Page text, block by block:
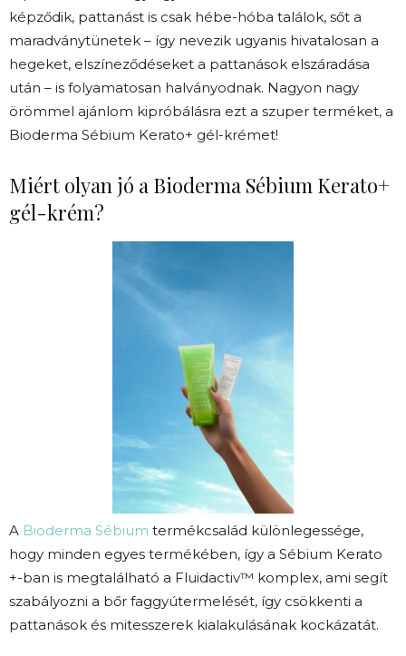
képződik, pattanást is csak hébe-hóba találok, sőt a
maradványtünetek – így nevezik ugyanis hivatalosan a
hegeket, elszíneződéseket a pattanások elszáradása
után – is folyamatosan halványodnak. Nagyon nagy
örömmel ajánlom kipróbálásra ezt a szuper terméket, a
Bioderma Sébium Kerato+ gél-krémet!
Miért olyan jó a Bioderma Sébium Kerato+
gél-krém?
A Bioderma Sébium termékcsalád különlegessége,
hogy minden egyes termékében, így a Sébium Kerato
+-ban is megtalálható a Fluidactiv™ komplex, ami segít
szabályozni a bőr faggyútermelését, így csökkenti a
pattanások és mitesszerek kialakulásának kockázatát.